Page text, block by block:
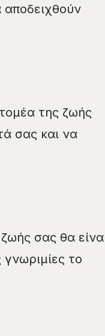
της ζωής
σας και να
σας θα
το